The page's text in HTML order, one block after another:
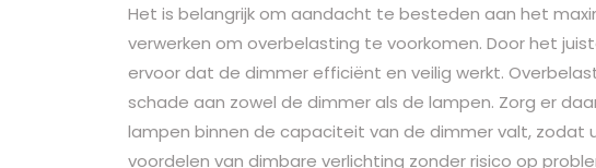
Het is belangrijk om aandacht te besteden aan het
verwerken om overbelasting te voorkomen. Door het
ervoor dat de dimmer efficiënt en veilig werkt.
schade aan zowel de dimmer als de lampen. Zorg er
lampen binnen de capaciteit van de dimmer valt, zodat
voordelen van dimbare verlichting zonder risico op